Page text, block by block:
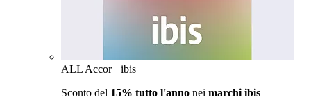
ALL Accor+ ibis
Sconto del 15% tutto l'anno nei marchi ibis